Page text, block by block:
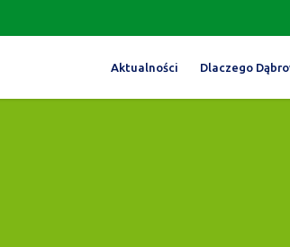
Aktualności Dlaczego